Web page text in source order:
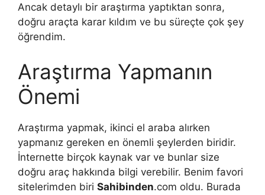
Ancak detaylı bir araştırma yaptıktan sonra,
doğru araçta karar kıldım ve bu süreçte çok şey
öğrendim.
Araştırma Yapmanın
Önemi
Araştırma yapmak, ikinci el araba alırken
yapmanız gereken en önemli şeylerden biridir.
İnternette birçok kaynak var ve bunlar size
doğru araç hakkında bilgi verebilir. Benim favori
sitelerimden biri Sahibinden.com oldu. Burada